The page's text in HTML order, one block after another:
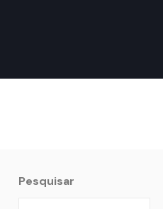
Pesquisar